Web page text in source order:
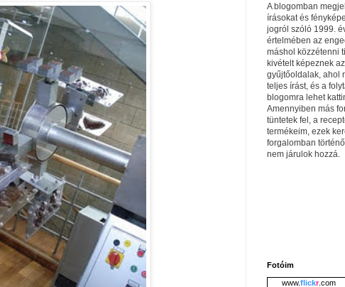
A blogomban
írásokat és
jogról szóló 1999.
értelmében az
máshol közzétenni
kivételt képeznek
gyűjtőoldalak, ahol
teljes írást, és a
blogomra lehet
Amennyiben más
tüntetek fel, a
termékeim, ezek
forgalomban
nem járulok hozzá.
Fotóim
www.flickr.com